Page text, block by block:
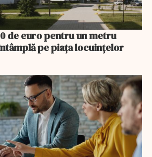
de euro pentru un metru
pe piața locuințelor